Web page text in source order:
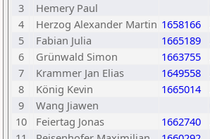
3
Hemery Paul
4
Herzog Alexander Martin 1658166
5
Fabian Julia 1665189
6
Grünwald Simon 1663755
7
Krammer Jan Elias 1649558
8
König Kevin 1665014
9
Wang Jiawen
10
Feiertag Jonas 1662740